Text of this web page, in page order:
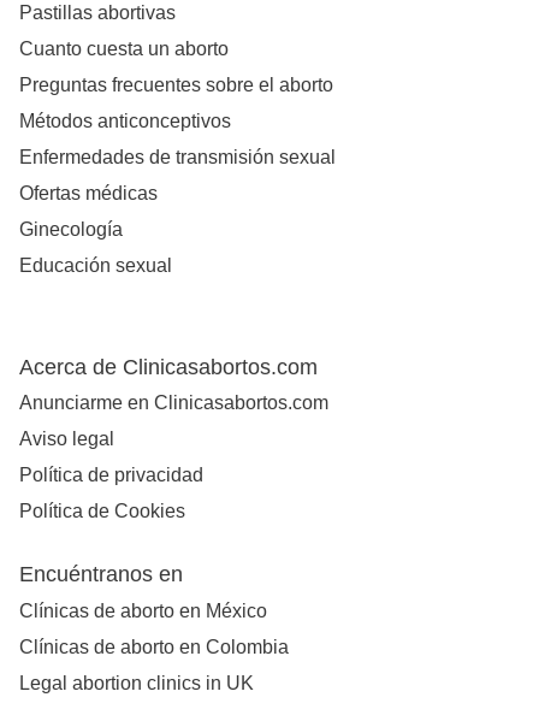
Pastillas abortivas
Cuanto cuesta un aborto
Preguntas frecuentes sobre el aborto
Métodos anticonceptivos
Enfermedades de transmisión sexual
Ofertas médicas
Ginecología
Educación sexual
Acerca de Clinicasabortos.com
Anunciarme en Clinicasabortos.com
Aviso legal
Política de privacidad
Política de Cookies
Encuéntranos en
Clínicas de aborto en México
Clínicas de aborto en Colombia
Legal abortion clinics in UK